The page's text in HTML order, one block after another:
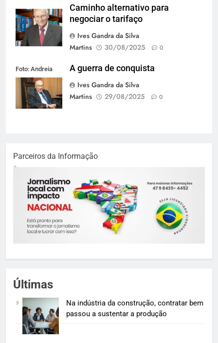
Caminho alternativo para
negociar o tarifaço
Ives Gandra da Silva
Martins
30/08/2025 0
Foto: Andreia
Tarelow
A guerra de conquista
Ives Gandra da Silva
Martins
29/08/2025 0
Parceiros da Informação
Últimas
Na indústria da construção, contratar bem
passou a sustentar a produção